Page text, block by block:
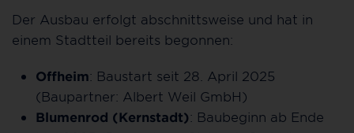
Der Ausbau erfolgt abschnittsweise und hat in
einem Stadtteil bereits begonnen:
Offheim: Baustart seit 28. April 2025
(Baupartner: Albert Weil GmbH)
Blumenrod (Kernstadt): Baubeginn ab Ende